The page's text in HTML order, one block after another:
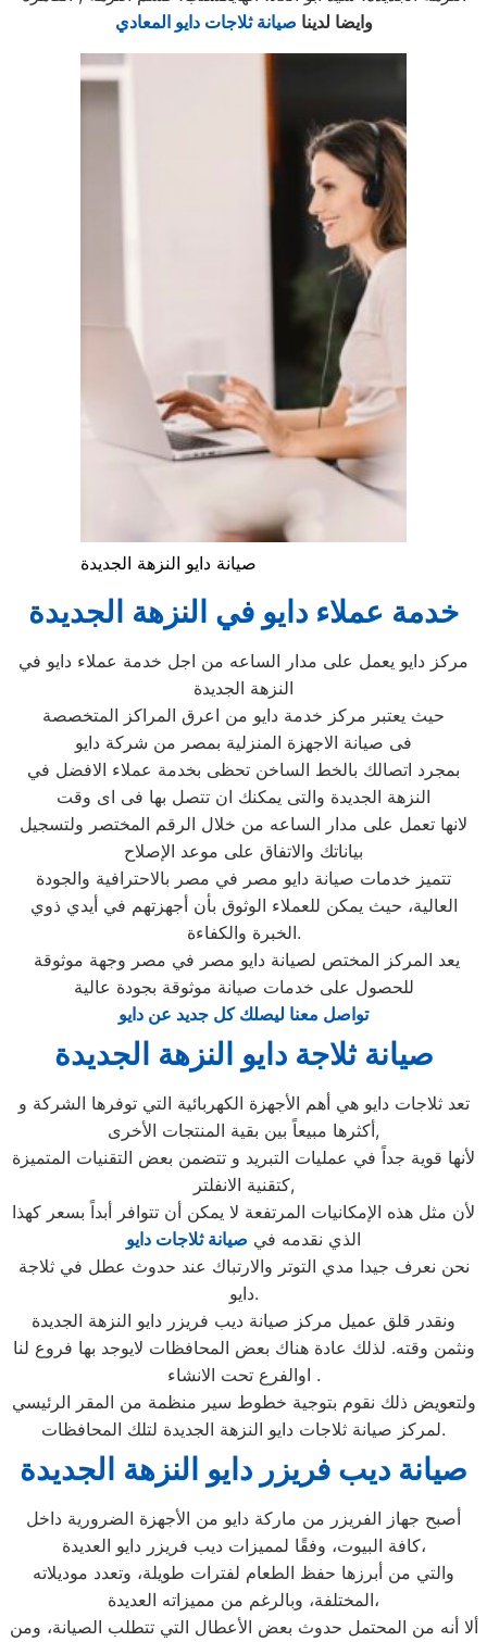
وايضا لدينا صيانة ثلاجات دايو المعادي
صيانة دايو النزهة الجديدة
خدمة عملاء دايو في النزهة الجديدة
مركز دايو يعمل على مدار الساعه من اجل خدمة عملاء دايو في
النزهة الجديدة
حيث يعتبر مركز خدمة دايو من اعرق المراكز المتخصصة
فى صيانة الاجهزة المنزلية بمصر من شركة دايو
بمجرد اتصالك بالخط الساخن تحظى بخدمة عملاء الافضل في
النزهة الجديدة والتى يمكنك ان تتصل بها فى اى وقت
لانها تعمل على مدار الساعه من خلال الرقم المختصر ولتسجيل
بياناتك والاتفاق على موعد الإصلاح
تتميز خدمات صيانة دايو مصر في مصر بالاحترافية والجودة
العالية، حيث يمكن للعملاء الوثوق بأن أجهزتهم في أيدي ذوي
الخبرة والكفاءة.
للحصول على خدمات صيانة موثوقة بجودة عالية
تواصل معنا ليصلك كل جديد عن دايو
صيانة ثلاجة دايو النزهة الجديدة
تعد ثلاجات دايو هي أهم الأجهزة الكهربائية التي توفرها الشركة و
أكثرها مبيعاً بين بقية المنتجات الأخرى,
لأنها قوية جداً في عمليات التبريد و تتضمن بعض التقنيات المتميزة
كتقنية الانفلتر,
لأن مثل هذه الإمكانيات المرتفعة لا يمكن أن تتوافر أبداً بسعر كهذا
الذي نقدمه في صيانة ثلاجات دايو
نحن نعرف جيدا مدي التوتر والارتباك عند حدوث عطل في ثلاجة
دايو.
ونقدر قلق عميل مركز صيانة ديب فريزر دايو النزهة الجديدة
ونثمن وقته. لذلك عادة هناك بعض المحافظات لايوجد بها فروع لنا
اوالفرع تحت الانشاء .
ولتعويض ذلك نقوم بتوجية خطوط سير منظمة من المقر الرئيسي
لمركز صيانة ثلاجات دايو النزهة الجديدة لتلك المحافظات.
صيانة ديب فريزر دايو النزهة الجديدة
أصبح جهاز الفريزر من ماركة دايو من الأجهزة الضرورية داخل
كافة البيوت، وفقًا لمميزات ديب فريزر دايو العديدة،
والتي من أبرزها حفظ الطعام لفترات طويلة، وتعدد موديلاته
المختلفة، وبالرغم من مميزاته العديدة،
ألا أنه من المحتمل حدوث بعض الأعطال التي تتطلب الصيانة، ومن